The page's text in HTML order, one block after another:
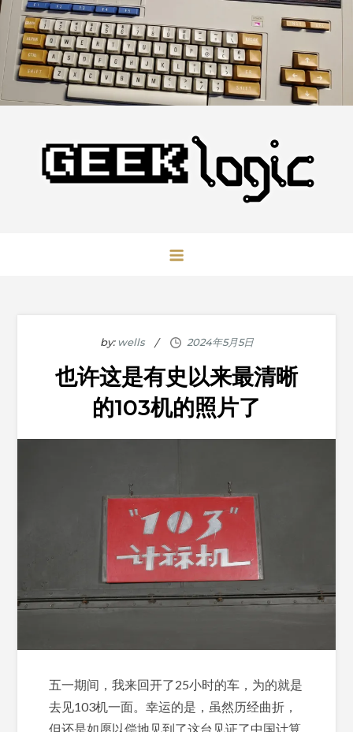
Skip
to
content
by: wells
也许这是有史以来最清晰
的103机的照片了
五一期间，我来回开了25小时的车，为的就是
去见103机一面。幸运的是，虽然历经曲折，
但还是如愿以偿地见到了这台见证了中国计算